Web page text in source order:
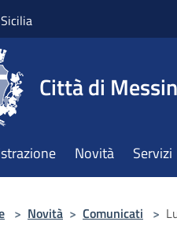
Città di
Novità Servizi
> Novità > Comunicati >